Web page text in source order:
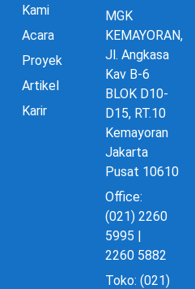
Kami
Acara
Proyek
Artikel
Karir
MGK
KEMAYORAN,
Jl. Angkasa
Kav B-6
BLOK D10-
D15, RT.10
Kemayoran
Jakarta
Pusat 10610
Office:
(021) 2260
5995 |
2260 5882
Toko: (021)